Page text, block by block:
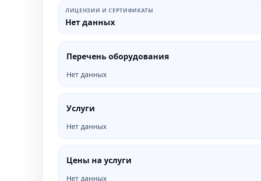
ЛИЦЕНЗИИ И СЕРТИФИКАТЫ
Нет данных
Перечень оборудования
Нет данных
Услуги
Нет данных
Цены на услуги
Нет данных